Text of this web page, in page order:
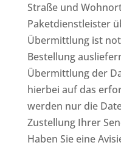
Straße und
Paketdienstleister
Übermittlung ist
Bestellung
Übermittlung der
hierbei auf das
werden nur die
Zustellung Ihrer
Haben Sie eine